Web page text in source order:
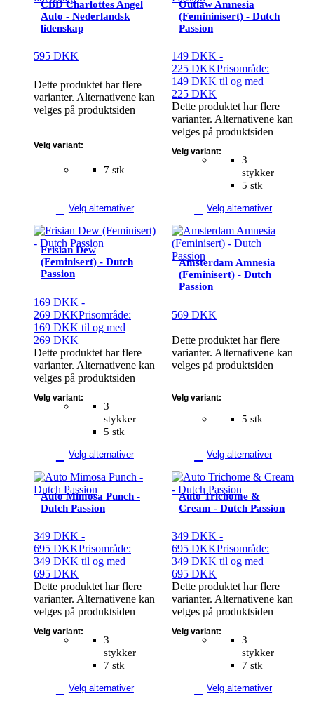
CBD Charlottes Angel
Auto - Nederlandsk
lidenskap
595 DKK
7 stk
Velg variant:
Velg alternativer
Dette produktet har flere
varianter. Alternativene kan
velges på produktsiden
Outlaw Amnesia
(Femininisert) - Dutch
Passion
149DKK -
225DKKPrisområde:
149 DKK til og med
225 DKK
3
stykker
5 stk
Velg variant:
Velg alternativer
Dette produktet har flere
varianter. Alternativene kan
velges på produktsiden
Frisian Dew
(Feminisert) - Dutch
Passion
169 DKK -
269 DKKPrisområde:
169 DKK til og med
269 DKK
3
stykker
5 stk
Velg variant:
Velg alternativer
Dette produktet har flere
varianter. Alternativene kan
velges på produktsiden
Amsterdam Amnesia
(Feminisert) - Dutch
Passion
569DKK
5 stk
Velg variant:
Velg alternativer
Dette produktet har flere
varianter. Alternativene kan
velges på produktsiden
Auto Mimosa Punch -
Dutch Passion
349 DKK -
695 DKKPrisområde:
349 DKK til og med
695 DKK
3
stykker
7 stk
Velg variant:
Velg alternativer
Dette produktet har flere
varianter. Alternativene kan
velges på produktsiden
Auto Trichome &
Cream - Dutch Passion
349DKK -
695DKKPrisområde:
349 DKK til og med
695 DKK
3
stykker
7 stk
Velg variant:
Velg alternativer
Dette produktet har flere
varianter. Alternativene kan
velges på produktsiden